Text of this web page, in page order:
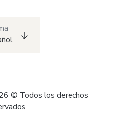
© Todos los derechos